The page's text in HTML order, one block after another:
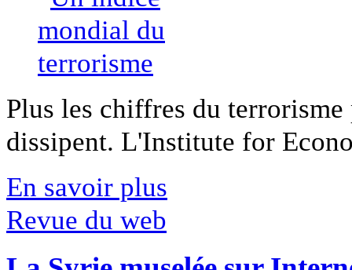
Plus les chiffres du
dissipent. L'Institute for
En savoir plus
Revue du web